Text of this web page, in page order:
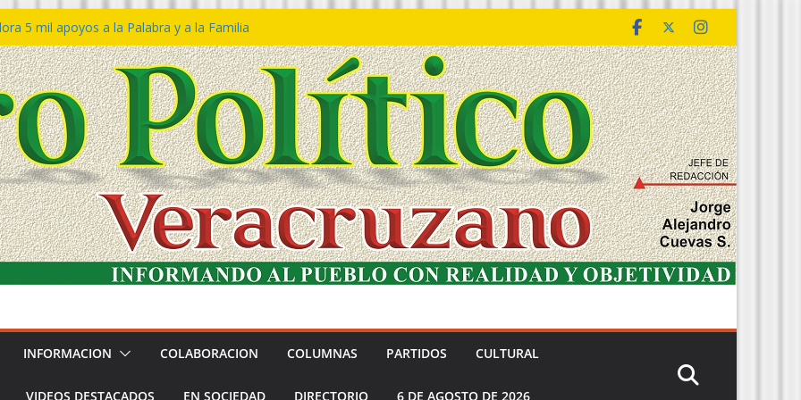
5 mil apoyos a la Palabra y a la Familia
Declaraciones de Procedencia en contra
𝙂𝙤𝙗𝙞𝙚𝙧𝙣𝙤 𝙙𝙚𝙡 𝙀𝙨𝙩𝙖𝙙𝙤 𝙖 𝙙𝙞𝙨𝙛𝙧𝙪𝙩𝙖𝙧
𝙙𝙚𝙡 𝙈𝙖𝙧 𝙚𝙣 𝘾𝙤𝙖𝙩𝙯𝙖𝙘𝙤𝙖𝙡𝙘𝙤𝙨
de policías con vocación de servicio y
SSP
rechaza acusaciones y asegura que
solicitud de desafuero
INFORMACION COLABORACION COLUMNAS PARTIDOS CULTURAL
VIDEOS DESTACADOS EN SOCIEDAD DIRECTORIO 6 DE AGOSTO DE 2026